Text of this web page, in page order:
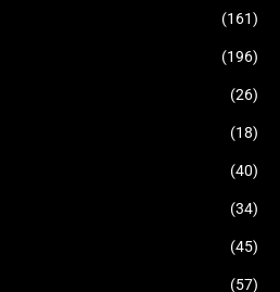
(161)
(196)
(26)
(18)
(40)
(34)
(45)
(57)